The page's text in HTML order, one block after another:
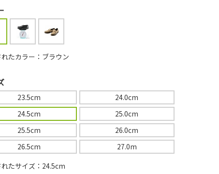
たカラー：ブラウン
23.5cm
24.0cm
24.5cm
25.0cm
25.5cm
26.0cm
26.5cm
27.0m
たサイズ：24.5cm